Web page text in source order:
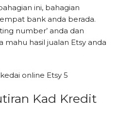
ini, bahagian
bank anda berada.
number’ anda dan
hasil jualan Etsy anda
Kad Kredit